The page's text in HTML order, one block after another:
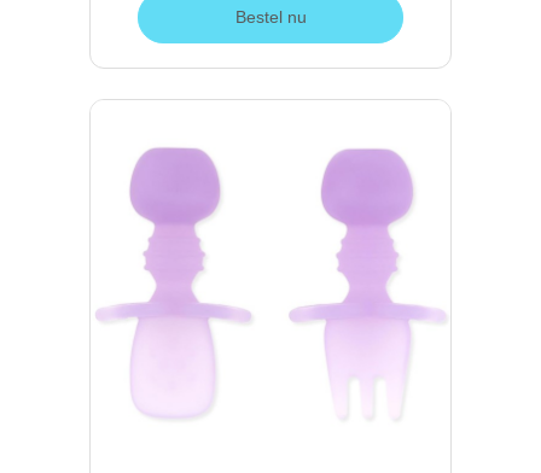
Bestel nu